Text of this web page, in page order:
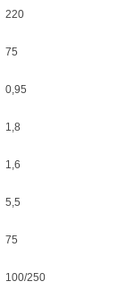
220
75
0,95
1,8
1,6
5,5
75
100/250